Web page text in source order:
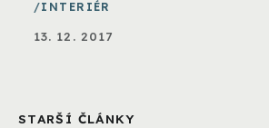
INTERIÉR
13. 12. 2017
STARŠÍ ČLÁNKY